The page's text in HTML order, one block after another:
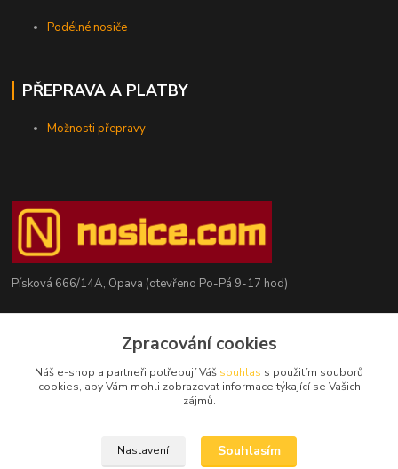
Podélné nosiče
PŘEPRAVA A PLATBY
Možnosti přepravy
Písková 666/14A, Opava (otevřeno Po-Pá 9-17 hod)
+420 776 839 986
info@nosice.com
Zpracování cookies
Náš e-shop a partneři potřebují Váš souhlas s použitím souborů
cookies, aby Vám mohli zobrazovat informace týkající se Vašich
zájmů.
Nastavení Souhlasím